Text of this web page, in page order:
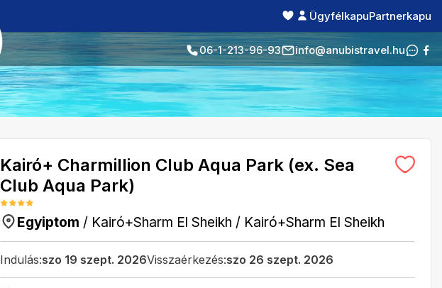
ÜgyfélkapuPartnerkapu
06-1-213-96-93 info@anubistravel.hu
Kairó+ Charmillion Club Aqua Park (ex. Sea
Club Aqua Park)
Egyiptom / Kairó+Sharm El Sheikh / Kairó+Sharm El Sheikh
Indulás:szo 19 szept. 2026Visszaérkezés:szo 26 szept. 2026